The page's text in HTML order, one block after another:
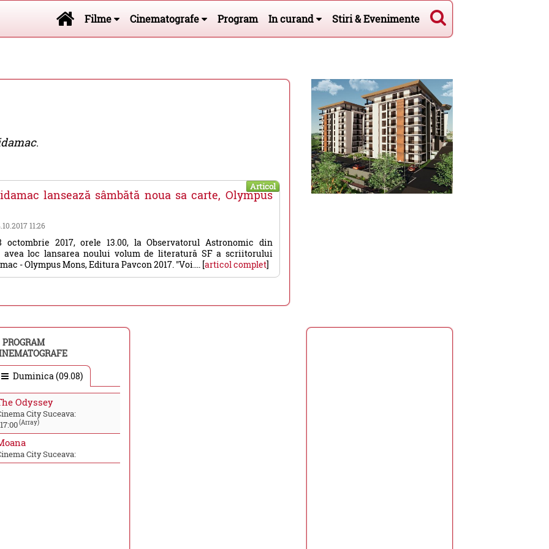
Filme Cinematografe Program In curand Stiri & Evenimente
.
Articol
lansează sâmbătă noua sa carte, Olympus
11:26
octombrie 2017, orele 13.00, la Observatorul Astronomic din
avea loc lansarea noului volum de literatură SF a scriitorului
- Olympus Mons, Editura Pavcon 2017. "Voi.... [articol complet]
PROGRAM
Duminica (09.08)
Odyssey
City Suceava:
17:00(Array)
City Suceava: